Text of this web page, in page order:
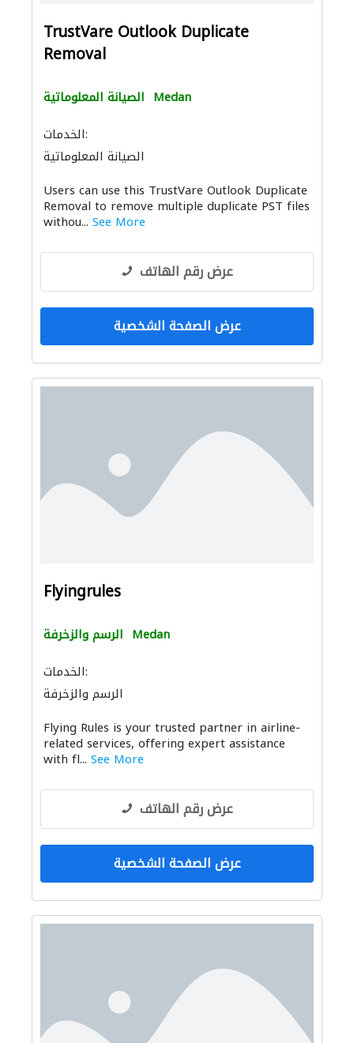
TrustVare Outlook Duplicate
Removal
الصيانة المعلوماتية Medan
الخدمات:
الصيانة المعلوماتية
Users can use this TrustVare Outlook Duplicate
Removal to remove multiple duplicate PST files
withou... See More
عرض رقم الهاتف
عرض الصفحة الشخصية
Flyingrules
الرسم والزخرفة Medan
الخدمات:
الرسم والزخرفة
Flying Rules is your trusted partner in airline-
related services, offering expert assistance
with fl... See More
عرض رقم الهاتف
عرض الصفحة الشخصية